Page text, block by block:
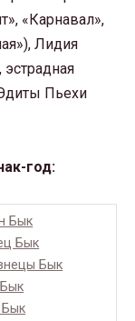
«Карнавал»,
Лидия
Пьехи
год:
Бык
Бык
Бык